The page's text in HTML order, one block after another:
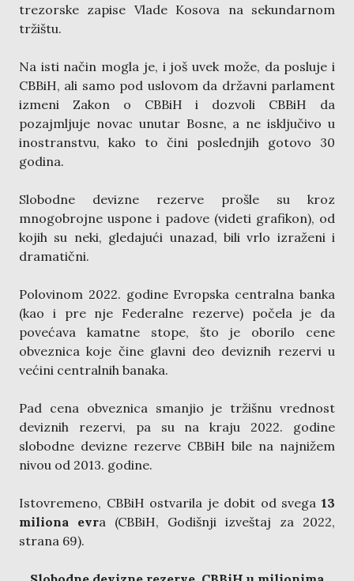
trezorske zapise Vlade Kosova na sekundarnom
tržištu.
Na isti način mogla je, i još uvek može, da posluje i
CBBiH, ali samo pod uslovom da državni parlament
izmeni Zakon o CBBiH i dozvoli CBBiH da
pozajmljuje novac unutar Bosne, a ne isključivo u
inostranstvu, kako to čini poslednjih gotovo 30
godina.
Slobodne devizne rezerve prošle su kroz
mnogobrojne uspone i padove (videti grafikon), od
kojih su neki, gledajući unazad, bili vrlo izraženi i
dramatični.
Polovinom 2022. godine Evropska centralna banka
(kao i pre nje Federalne rezerve) počela je da
povećava kamatne stope, što je oborilo cene
obveznica koje čine glavni deo deviznih rezervi u
većini centralnih banaka.
Pad cena obveznica smanjio je tržišnu vrednost
deviznih rezervi, pa su na kraju 2022. godine
slobodne devizne rezerve CBBiH bile na najnižem
nivou od 2013. godine.
Istovremeno, CBBiH ostvarila je dobit od svega 13
miliona evra (CBBiH, Godišnji izveštaj za 2022,
strana 69).